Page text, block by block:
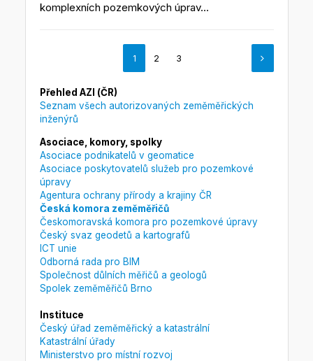
komplexních pozemkových úprav...
1 2 3
Přehled AZI (ČR)
Seznam všech autorizovaných zeměměřických
inženýrů
Asociace, komory, spolky
Asociace podnikatelů v geomatice
Asociace poskytovatelů služeb pro pozemkové
úpravy
Agentura ochrany přírody a krajiny ČR
Česká komora zeměměřičů
Českomoravská komora pro pozemkové úpravy
Český svaz geodetů a kartografů
ICT unie
Odborná rada pro BIM
Společnost důlních měřičů a geologů
Spolek zeměměřičů Brno
Instituce
Český úřad zeměměřický a katastrální
Katastrální úřady
Ministerstvo pro místní rozvoj